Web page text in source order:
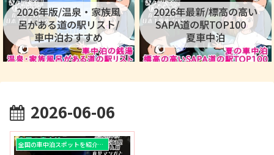
2026年版/温泉・家族風
呂がある道の駅リスト/
車中泊おすすめ
2026年最新/標高の高い
SAPA道の駅TOP100
夏車中泊
2026-06-06
全国の車中泊スポットを紹介！！